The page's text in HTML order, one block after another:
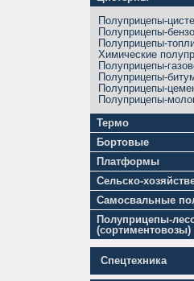
Полуприцепы-
Полуприцепы-
Полуприцепы-
Химические
Полуприцепы-
Полуприцепы-
Полуприцепы-
Полуприцепы-
Термо
Изотермические
полуприцепы
Полуприцепы-
рефрижераторы
Бортовые
Бортовые
полуприцепы
Полуприцепы-
фургоны
Тентованные
полуприцепы
Шторные
полуприцепы
Платформы
Полуприцепы-
автовозы
Полуприцепы-
тяжеловозы
(тралы)
Полуприцепы-
шасси
панелевозы
Полуприцепы-
Сельско-
Полуприцепы-
зерновозы
Полуприцепы-
кормовозы
Полуприцепы-
скотовозы
Самосвальные
Самосвальные
полуприцепы
Полуприцепы-
(сортиментовозы)
Полуприцепы-
лесовозы
(сортиментовозы)
Спецтехника